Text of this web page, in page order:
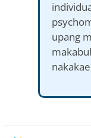
upang